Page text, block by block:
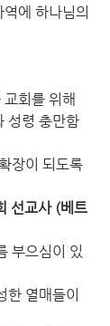
에 하나님의
회를 위해
성령 충만함
장이 되도록
선교사 (베트
부으심이 있
한 열매들이